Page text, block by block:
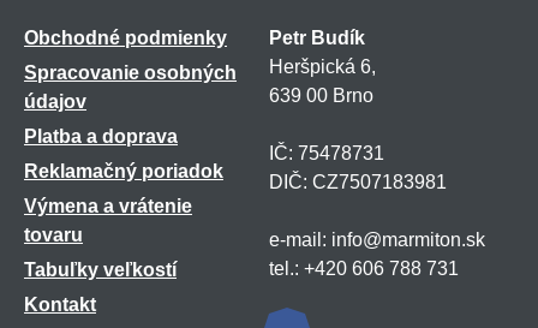
Obchodné podmienky
Spracovanie osobných
údajov
Platba a doprava
Reklamačný poriadok
Výmena a vrátenie
tovaru
Tabuľky veľkostí
Kontakt
Petr Budík
Heršpická 6,
639 00 Brno
IČ: 75478731
DIČ: CZ7507183981
e-mail: info@marmiton.sk
tel.: +420 606 788 731